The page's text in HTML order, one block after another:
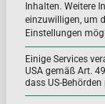
Inhalten. Weitere
einzuwilligen, um
Einstellungen
Einige Services
USA gemäß Art.
dass US-